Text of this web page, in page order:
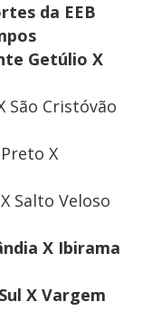
da EEB
Getúlio X
São Cristóvão
X
Salto Veloso
X Ibirama
X Vargem